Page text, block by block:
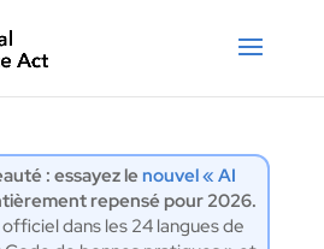
: essayez le nouvel « AI
repensé pour 2026.
dans les 24 langues de